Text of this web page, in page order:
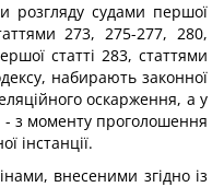
розгляду судами першої
273, 275-277, 280,
статті 283, статтями
набирають законної
оскарження, а у
- з моменту проголошення
інстанції.
внесеними згідно із